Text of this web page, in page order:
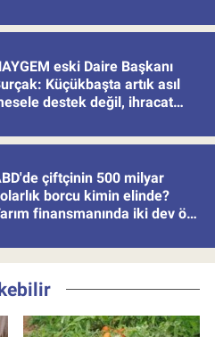
eski Daire Başkanı
Küçükbaşta artık asıl
destek değil, ihracat
çiftçinin 500 milyar
borcu kimin elinde?
finansmanında iki dev öne